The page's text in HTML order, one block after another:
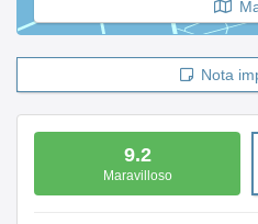
Nota
9.2
Maravilloso